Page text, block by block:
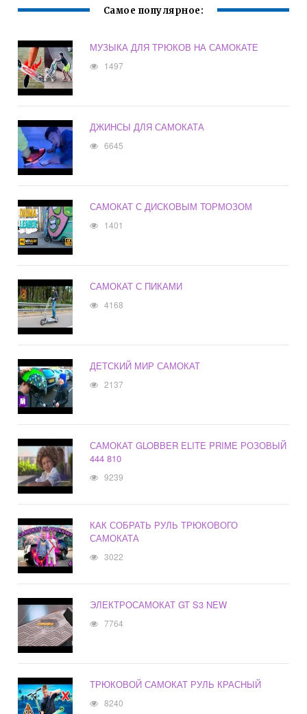
Самое популярное:
МУЗЫКА ДЛЯ ТРЮКОВ НА САМОКАТЕ
1497
ДЖИНСЫ ДЛЯ САМОКАТА
6645
САМОКАТ С ДИСКОВЫМ ТОРМОЗОМ
1401
САМОКАТ С ПИКАМИ
4168
ДЕТСКИЙ МИР САМОКАТ
2137
САМОКАТ GLOBBER ELITE PRIME РОЗОВЫЙ
444 810
9239
КАК СОБРАТЬ РУЛЬ ТРЮКОВОГО
САМОКАТА
3022
ЭЛЕКТРОСАМОКАТ GT S3 NEW
7764
ТРЮКОВОЙ САМОКАТ РУЛЬ КРАСНЫЙ
8240